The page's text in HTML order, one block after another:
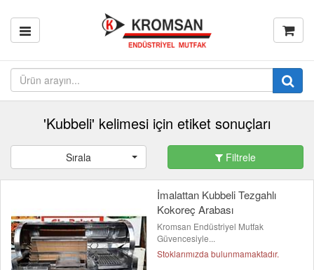
'Kubbeli' kelimesi için etiket sonuçları
Sırala Filtrele
İmalattan Kubbeli Tezgahlı
Kokoreç Arabası
Kromsan Endüstriyel Mutfak
Güvencesiyle...
Stoklarımızda bulunmamaktadır.